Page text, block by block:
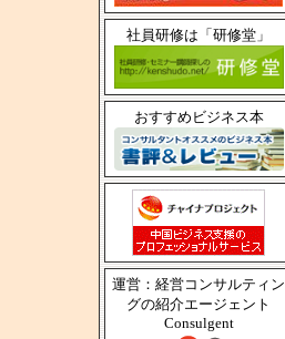
社員研修は「研修堂」
おすすめビジネス本
運営：経営コンサルティン
グの紹介エージェント
Consulgent